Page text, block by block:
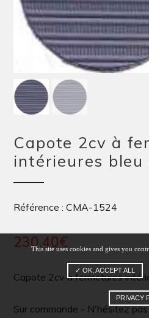
Capote 2cv à
intérieures bleu
Référence : CMA-1524
230,40€
Capote 2cv à fermetures
Sur commande - N'hésitez
This site uses cookies and gives you
✓ OK, ACCEPT ALL
PRIVACY